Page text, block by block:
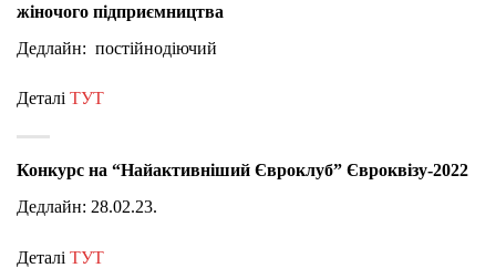
жіночого підприємництва
Дедлайн: постійнодіючий
Деталі ТУТ
Конкурс на “Найактивніший Євроклуб” Євроквізу-2022
Дедлайн: 28.02.23.
Деталі ТУТ